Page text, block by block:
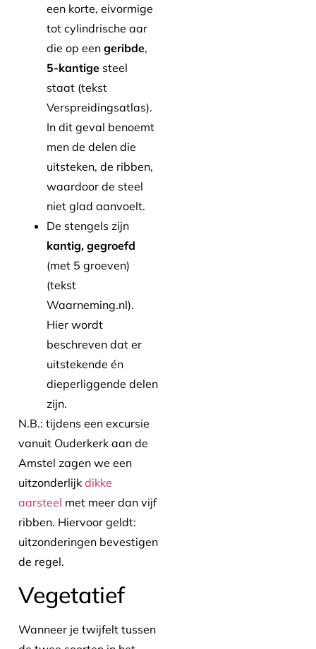
een korte, eivormige
tot cylindrische aar
die op een geribde,
5-kantige steel
staat (tekst
Verspreidingsatlas).
In dit geval benoemt
men de delen die
uitsteken, de ribben,
waardoor de steel
niet glad aanvoelt.
De stengels zijn
kantig, gegroefd
(met 5 groeven)
(tekst
Waarneming.nl).
Hier wordt
beschreven dat er
uitstekende én
dieperliggende delen
zijn.
N.B.: tijdens een excursie
vanuit Ouderkerk aan de
Amstel zagen we een
uitzonderlijk dikke
aarsteel met meer dan vijf
ribben. Hiervoor geldt:
uitzonderingen bevestigen
de regel.
Vegetatief
Wanneer je twijfelt tussen